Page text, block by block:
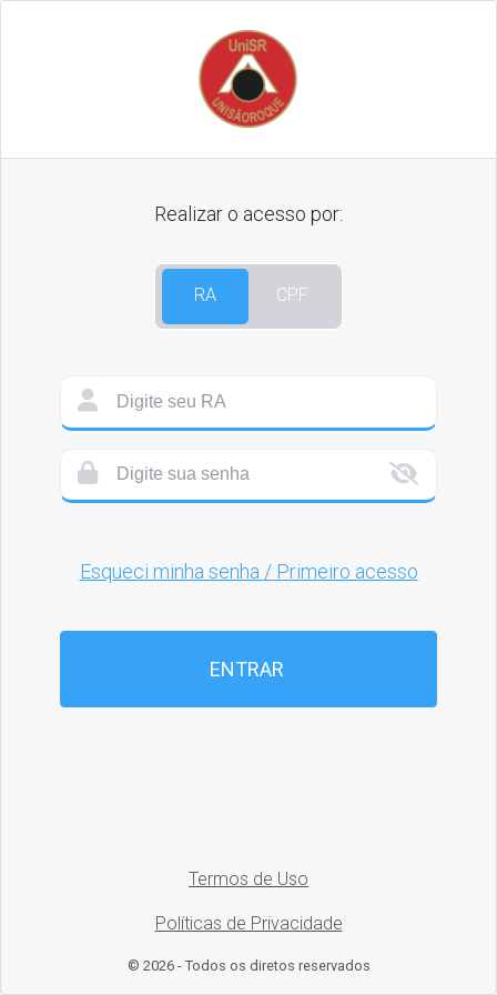
Realizar o acesso por:
RA CPF
Esqueci minha senha / Primeiro acesso
ENTRAR
Termos de Uso
Políticas de Privacidade
© 2026 - Todos os diretos reservados